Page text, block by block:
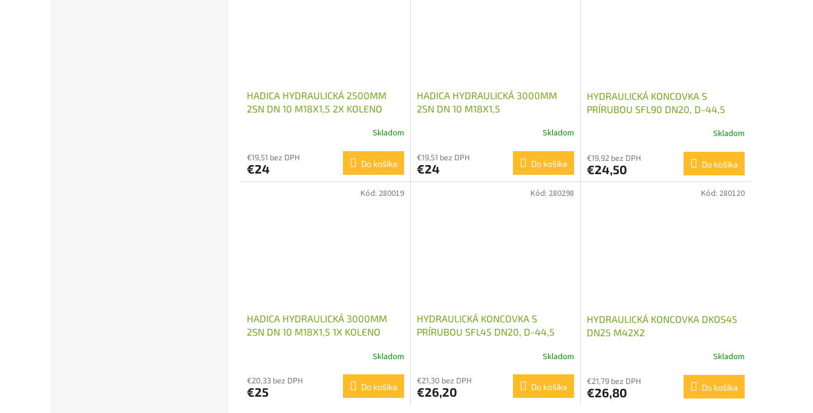
HADICA HYDRAULICKÁ 2500MM
2SN DN 10 M18X1,5 2X KOLENO
Skladom
€19,51 bez DPH
€24 Do košíka
HADICA HYDRAULICKÁ 3000MM
2SN DN 10 M18X1,5
Skladom
€19,51 bez DPH
€24 Do košíka
HYDRAULICKÁ KONCOVKA S
PRÍRUBOU SFL90 DN20, D-44,5
Skladom
€19,92 bez DPH
€24,50 Do košíka
HADICA HYDRAULICKÁ 3000MM
2SN DN 10 M18X1,5 1X KOLENO
Skladom
€20,33 bez DPH
€25 Do košíka
Kód: 280019
HYDRAULICKÁ KONCOVKA S
PRÍRUBOU SFL45 DN20, D-44,5
Skladom
€21,30 bez DPH
€26,20 Do košíka
Kód: 280298
HYDRAULICKÁ KONCOVKA DKOS45
DN25 M42X2
Skladom
€21,79 bez DPH
€26,80 Do košíka
Kód: 280120